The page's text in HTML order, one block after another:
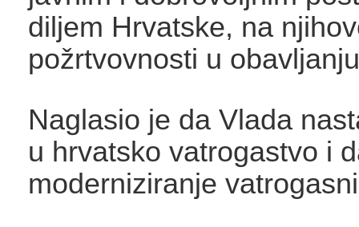
diljem Hrvatske, na
požrtvovnosti u
Naglasio je da Vlada
u hrvatsko vatrogastvo i
moderniziranje